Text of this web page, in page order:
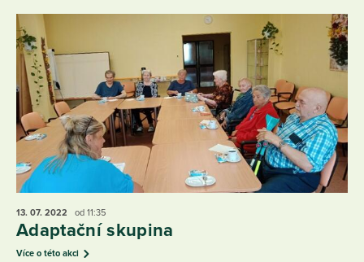
13. 07. 2022 od 11:35
Adaptační skupina
Více o této akci